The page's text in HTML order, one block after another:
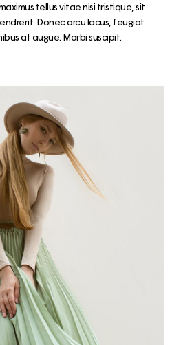
tellus vitae nisi tristique, sit
Donec arcu lacus, feugiat
at augue. Morbi suscipit.